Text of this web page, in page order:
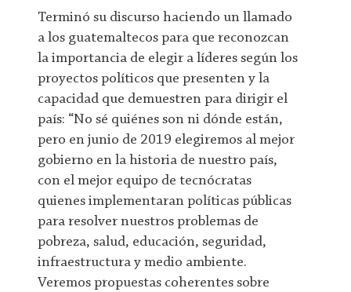
Terminó su discurso haciendo un llamado
a los guatemaltecos para que reconozcan
la importancia de elegir a líderes según los
proyectos políticos que presenten y la
capacidad que demuestren para dirigir el
país: “No sé quiénes son ni dónde están,
pero en junio de 2019 elegiremos al mejor
gobierno en la historia de nuestro país,
con el mejor equipo de tecnócratas
quienes implementaran políticas públicas
para resolver nuestros problemas de
pobreza, salud, educación, seguridad,
infraestructura y medio ambiente.
Veremos propuestas coherentes sobre